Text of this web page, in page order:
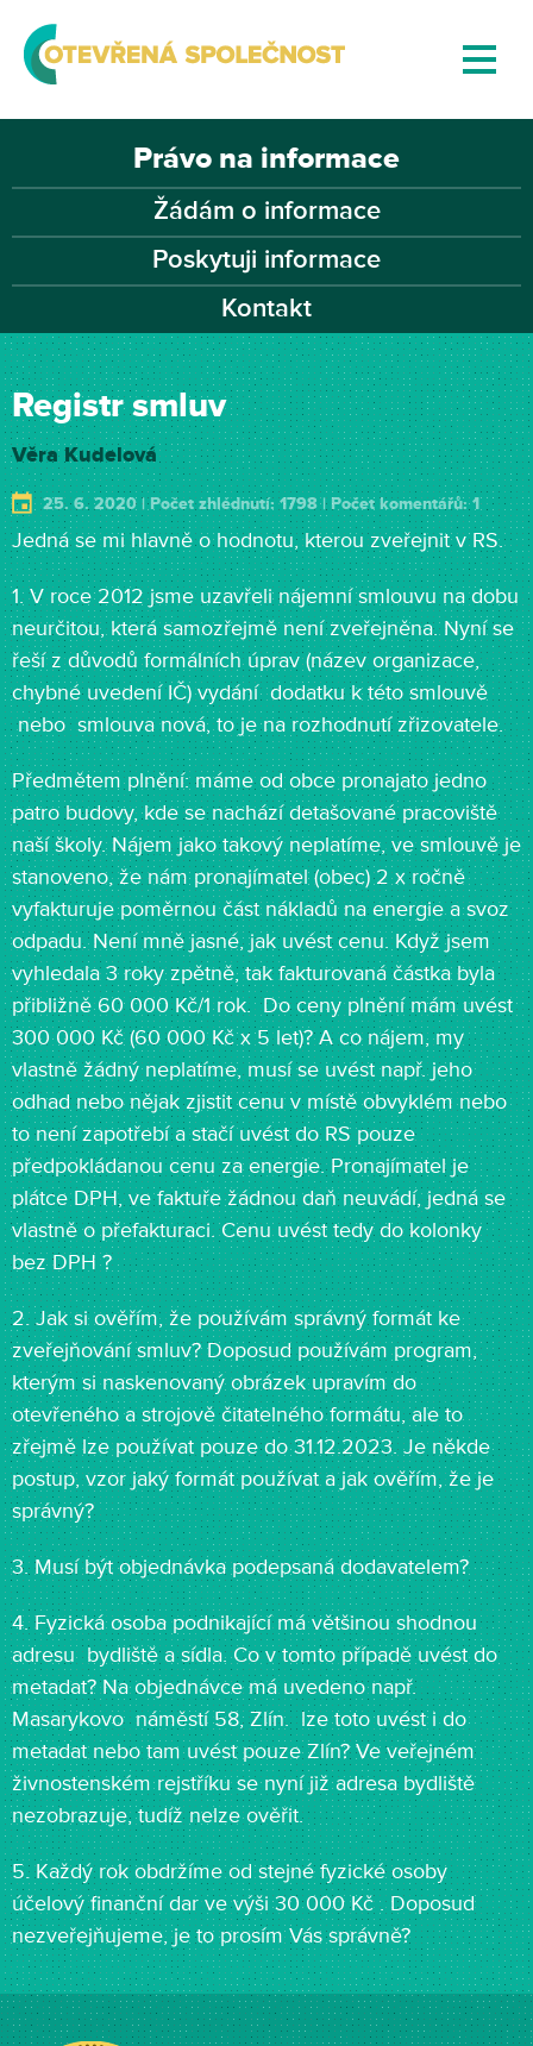
Právo na informace
Žádám o informace
Poskytuji informace
Kontakt
Registr smluv
Věra Kudelová
25. 6. 2020 | Počet zhlédnutí: 1798 | Počet komentářů: 1
Jedná se mi hlavně o hodnotu, kterou zveřejnit v RS.
1. V roce 2012 jsme uzavřeli nájemní smlouvu na dobu
neurčitou, která samozřejmě není zveřejněna. Nyní se
řeší z důvodů formálních úprav (název organizace,
chybné uvedení IČ) vydání dodatku k této smlouvě
nebo smlouva nová, to je na rozhodnutí zřizovatele.
Předmětem plnění: máme od obce pronajato jedno
patro budovy, kde se nachází detašované pracoviště
naší školy. Nájem jako takový neplatíme, ve smlouvě je
stanoveno, že nám pronajímatel (obec) 2 x ročně
vyfakturuje poměrnou část nákladů na energie a svoz
odpadu. Není mně jasné, jak uvést cenu. Když jsem
vyhledala 3 roky zpětně, tak fakturovaná částka byla
přibližně 60 000 Kč/1 rok. Do ceny plnění mám uvést
300 000 Kč (60 000 Kč x 5 let)? A co nájem, my
vlastně žádný neplatíme, musí se uvést např. jeho
odhad nebo nějak zjistit cenu v místě obvyklém nebo
to není zapotřebí a stačí uvést do RS pouze
předpokládanou cenu za energie. Pronajímatel je
plátce DPH, ve faktuře žádnou daň neuvádí, jedná se
vlastně o přefakturaci. Cenu uvést tedy do kolonky
bez DPH ?
2. Jak si ověřím, že používám správný formát ke
zveřejňování smluv? Doposud používám program,
kterým si naskenovaný obrázek upravím do
otevřeného a strojově čitatelného formátu, ale to
zřejmě lze používat pouze do 31.12.2023. Je někde
postup, vzor jaký formát používat a jak ověřím, že je
správný?
3. Musí být objednávka podepsaná dodavatelem?
4. Fyzická osoba podnikající má většinou shodnou
adresu bydliště a sídla. Co v tomto případě uvést do
metadat? Na objednávce má uvedeno např.
Masarykovo náměstí 58, Zlín. lze toto uvést i do
metadat nebo tam uvést pouze Zlín? Ve veřejném
živnostenském rejstříku se nyní již adresa bydliště
nezobrazuje, tudíž nelze ověřit.
5. Každý rok obdržíme od stejné fyzické osoby
účelový finanční dar ve výši 30 000 Kč . Doposud
nezveřejňujeme, je to prosím Vás správně?